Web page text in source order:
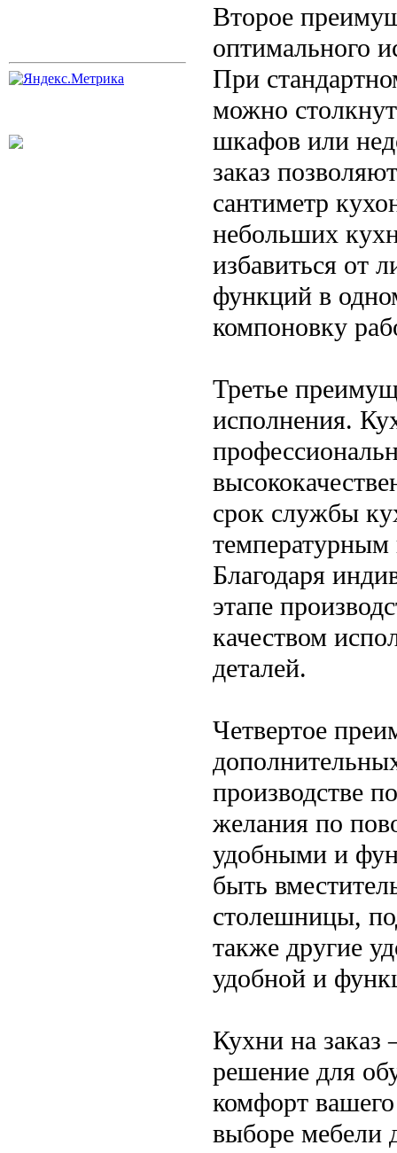
Второе
оптимального
При
можно
шкафов или
заказ
сантиметр
небольших
избавиться от
функций в
компоновку
Третье
исполнения.
срок службы
температурным
Благодаря
этапе
качеством
деталей.
Четвертое
производстве
желания по
удобными и
быть
столешницы,
также другие
удобной и
Кухни на заказ
решение для
комфорт
выборе мебели